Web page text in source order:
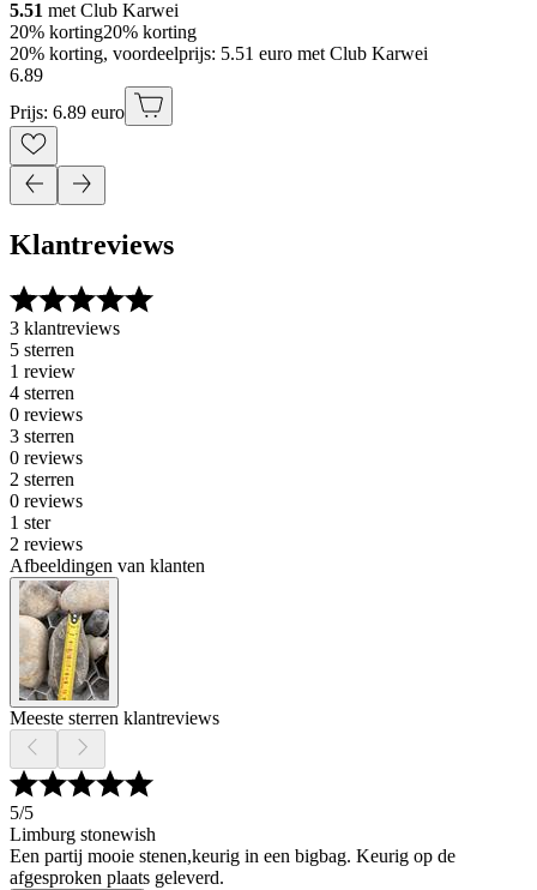
5.51 met Club Karwei
20% korting20% korting
20% korting, voordeelprijs: 5.51 euro met Club Karwei
6.89
Prijs: 6.89 euro
Klantreviews
3 klantreviews
5 sterren
1 review
4 sterren
0 reviews
3 sterren
0 reviews
2 sterren
0 reviews
1 ster
2 reviews
Afbeeldingen van klanten
Meeste sterren klantreviews
5/5
Limburg stonewish
Een partij mooie stenen,keurig in een bigbag. Keurig op de
afgesproken plaats geleverd.